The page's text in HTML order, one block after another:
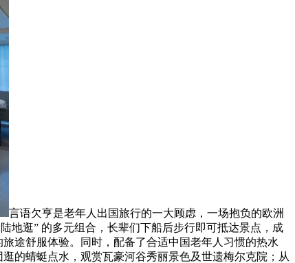
言语欠亨是老年人出国旅行的一大顾虑，一场抱负的欧洲
地逛” 的多元组合，长辈们下船后步行即可抵达景点，成
途舒服体验。同时，配备了合适中国老年人习惯的热水
的蜻蜓点水，观赏瓦豪河谷秀丽景色及世遗梅尔克院；从